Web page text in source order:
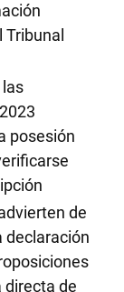
las
posesión
de
declaración
directa de